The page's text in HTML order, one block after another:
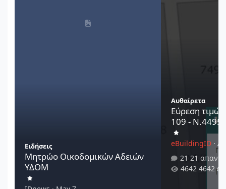
Ειδήσεις
Μητρώο Οικοδομικών Αδειών
ΥΔΟΜ
Αυθαίρετα
Εύρεση
109 -
eBuildingID·
21
4642